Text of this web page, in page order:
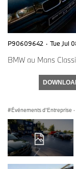
P90609642 · Tue Jul
BMW au Mans
Événements d'Entreprise ·